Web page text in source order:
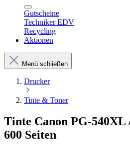
Gutscheine
Techniker EDV
Recycling
Aktionen
Menü schließen
Drucker
Tinte & Toner
Tinte Canon PG-540XL
600 Seiten